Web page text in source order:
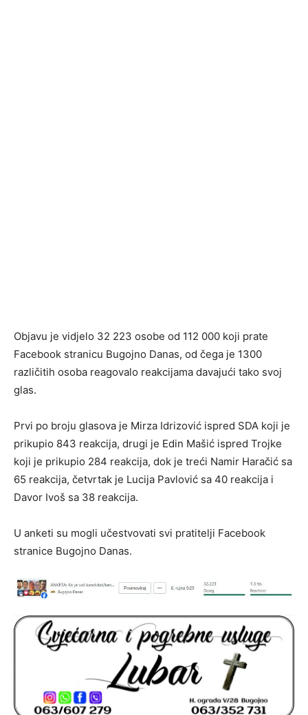
Objavu je vidjelo 32 223 osobe od 112 000 koji prate
Facebook stranicu Bugojno Danas, od čega je 1300
različitih osoba reagovalo reakcijama davajući tako svoj
glas.
Prvi po broju glasova je Mirza Idrizović ispred SDA koji je
prikupio 843 reakcija, drugi je Edin Mašić ispred Trojke
koji je prikupio 284 reakcija, dok je treći Namir Haračić sa
65 reakcija, četvrtak je Lucija Pavlović sa 40 reakcija i
Davor Ivoš sa 38 reakcija.
U anketi su mogli učestvovati svi pratitelji Facebook
stranice Bugojno Danas.